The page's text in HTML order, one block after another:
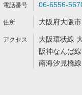
06-6556-
大阪府大阪
大阪環状線
阪神なんば
南海汐見橋